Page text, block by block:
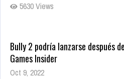
5630 Views
Bully 2 podría lanzarse después
Games Insider
Oct 9, 2022